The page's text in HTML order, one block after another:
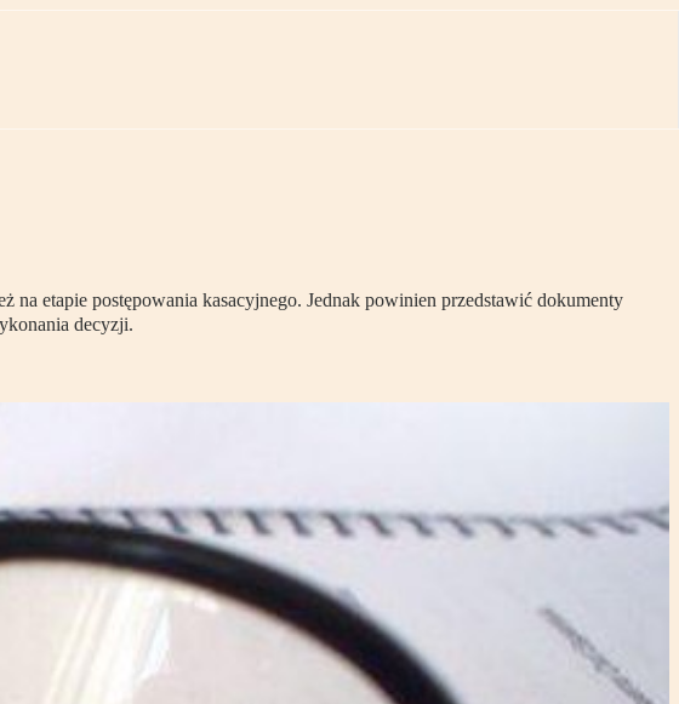
na etapie postępowania kasacyjnego. Jednak powinien przedstawić dokumenty
decyzji.